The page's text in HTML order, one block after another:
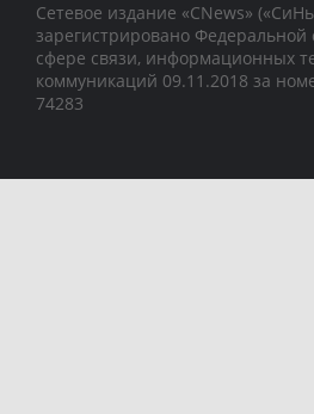
Сетевое издание «CNews»
зарегистрировано Федеральной
сфере связи, информационных
коммуникаций 09.11.2018 за
74283